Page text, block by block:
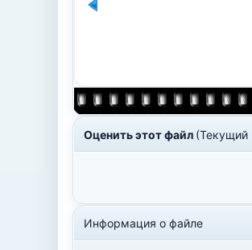
Оценить этот файл (Текущий
Информация о файле